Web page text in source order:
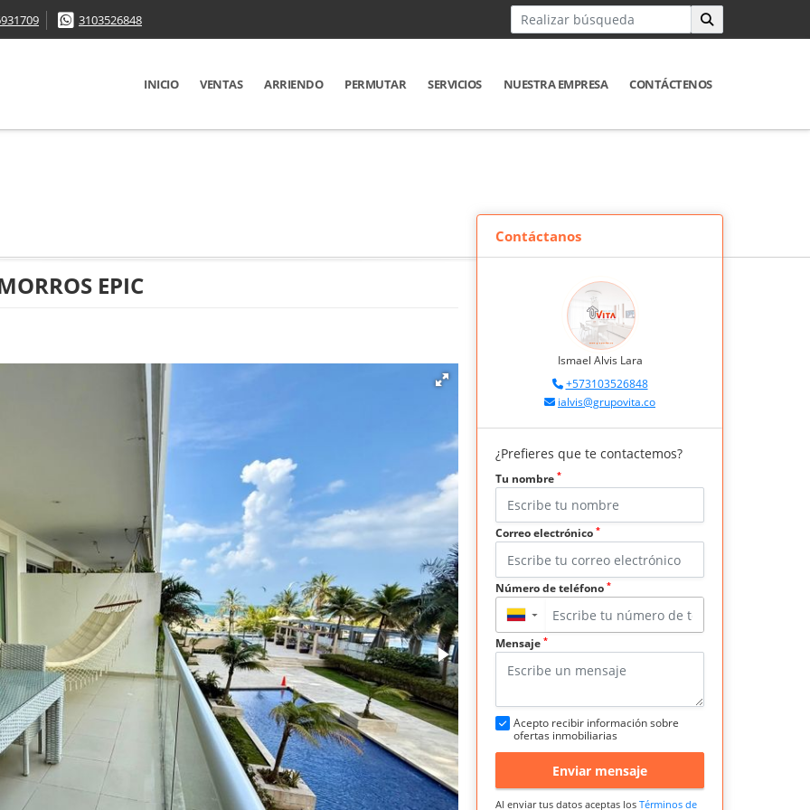
3103526848
INICIO VENTAS ARRIENDO PERMUTAR SERVICIOS NUESTRA EMPRESA CONTÁCTENOS
EPIC
Contáctanos
Ismael Alvis Lara
+573103526848
ialvis@grupovita.co
¿Prefieres que te contactemos?
Tu nombre *
Correo electrónico *
Número de teléfono *
▼
Mensaje *
Acepto recibir información sobre
ofertas inmobiliarias
Enviar mensaje
Al enviar tus datos aceptas los Términos de